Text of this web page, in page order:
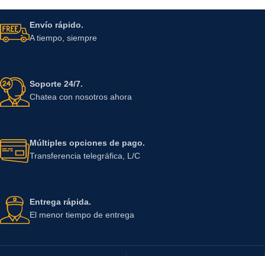
Envío rápido.
A tiempo, siempre
Soporte 24/7.
Chatea con nosotros ahora
Múltiples opciones de pago.
Transferencia telegráfica, L/C
Entrega rápida.
El menor tiempo de entrega